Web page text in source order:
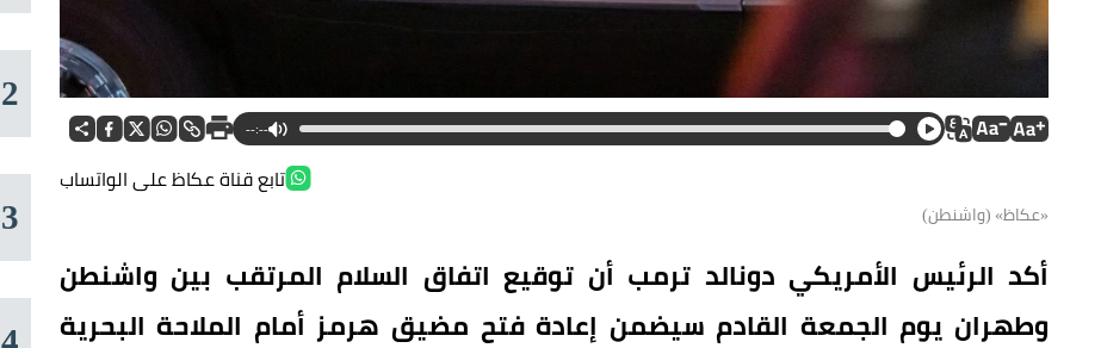
--:--
تابع قناة عكاظ على الواتساب
«عكاظ» (واشنطن)
أكد الرئيس الأمريكي دونالد ترمب أن توقيع اتفاق السلام المرتقب بين واشنطن
وطهران يوم الجمعة القادم سيضمن إعادة فتح مضيق هرمز أمام الملاحة البحرية
2
3